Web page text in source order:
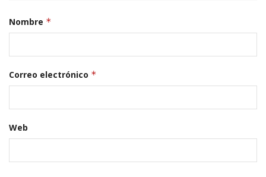
Nombre *
Correo electrónico *
Web